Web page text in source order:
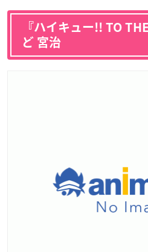
『ハイキュー!! TO
ど 宮治